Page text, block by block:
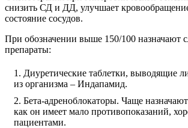
снизить СД и ДД, улучшает
состояние сосудов.
При обозначении выше 150/100 назначают
препараты:
Диуретические таблетки, выводящие
из организма – Индапамид.
Бета-адреноблокаторы. Чаще
как он имеет мало противопоказаний,
пациентами.